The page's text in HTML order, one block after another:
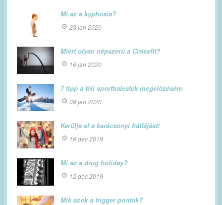
Mi az a kyphosis?
23 jan 2020
Miért olyan népszerű a Crossfit?
16 jan 2020
7 tipp a téli sportbalestek megelőzésére
09 jan 2020
Kerülje el a karácsonyi hátfájást!
19 dec 2019
Mi az a drug holiday?
12 dec 2019
Mik azok a trigger pontok?